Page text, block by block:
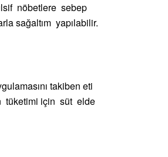
nöbetlere sebep
sağaltım yapılabilir.
takiben eti
tüketimi için süt elde